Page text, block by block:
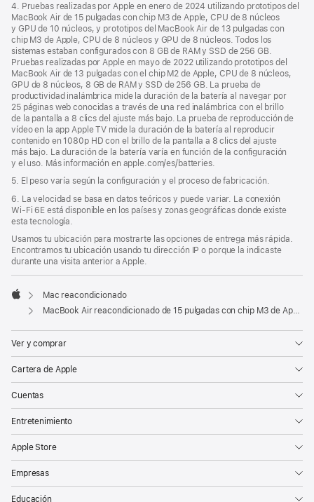
4. Pruebas realizadas por Apple en enero de 2024 utilizando prototipos del
MacBook Air de 15 pulgadas con chip M3 de Apple, CPU de 8 núcleos
y GPU de 10 núcleos, y prototipos del MacBook Air de 13 pulgadas con
chip M3 de Apple, CPU de 8 núcleos y GPU de 8 núcleos. Todos los
sistemas estaban configurados con 8 GB de RAM y SSD de 256 GB.
Pruebas realizadas por Apple en mayo de 2022 utilizando prototipos del
MacBook Air de 13 pulgadas con el chip M2 de Apple, CPU de 8 núcleos,
GPU de 8 núcleos, 8 GB de RAM y SSD de 256 GB. La prueba de
productividad inalámbrica mide la duración de la batería al navegar por
25 páginas web conocidas a través de una red inalámbrica con el brillo
de la pantalla a 8 clics del ajuste más bajo. La prueba de reproducción de
vídeo en la app Apple TV mide la duración de la batería al reproducir
contenido en 1080p HD con el brillo de la pantalla a 8 clics del ajuste
más bajo. La duración de la batería varía en función de la configuración
y el uso. Más información en apple.com/es/batteries.
5. El peso varía según la configuración y el proceso de fabricación.
6. La velocidad se basa en datos teóricos y puede variar. La conexión
Wi‑Fi 6E está disponible en los países y zonas geográficas donde existe
esta tecnología.
Usamos tu ubicación para mostrarte las opciones de entrega más rápida.
Encontramos tu ubicación usando tu dirección IP o porque la indicaste
durante una visita anterior a Apple.
Apple
Mac reacondicionado
MacBook Air reacondicionado de 15 pulgadas con chip M3 de Apple, CPU de 8 núcleos y GPU de 10 núcleos - Medianoche
Ver y comprar
Cartera de Apple
Cuentas
Entretenimiento
Apple Store
Empresas
Educación